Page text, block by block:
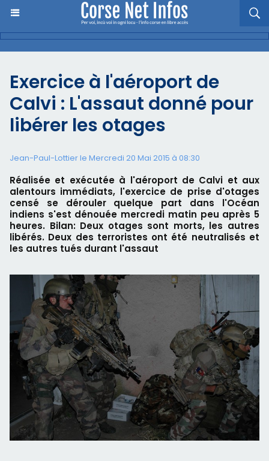
Exercice à l'aéroport de
Calvi : L'assaut donné pour
libérer les otages
Jean-Paul-Lottier le Mercredi 20 Mai 2015 à 08:30
Réalisée et exécutée à l'aéroport de Calvi et aux
alentours immédiats, l'exercice de prise d'otages
censé se dérouler quelque part dans l'Océan
indiens s'est dénouée mercredi matin peu après 5
heures. Bilan: Deux otages sont morts, les autres
libérés. Deux des terroristes ont été neutralisés et
les autres tués durant l'assaut